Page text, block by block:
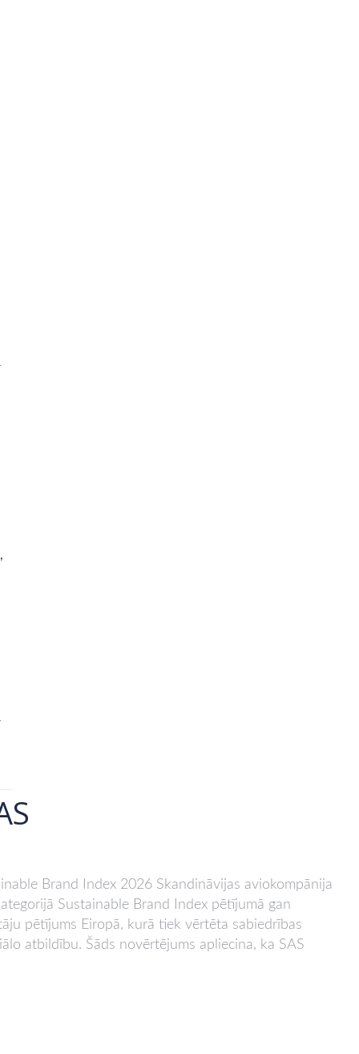
Brand Index 2026 Skandināvijas aviokompānija
Sustainable Brand Index pētījumā gan
pētījums Eiropā, kurā tiek vērtēta sabiedrības
atbildību. Šāds novērtējums apliecina, ka SAS